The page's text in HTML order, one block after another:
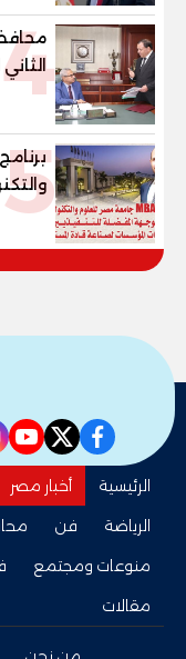
4
5
facebook
twitter
الرئيسية أخبار مصر
الرياضة
فن
منوعات ومجتمع
مقالات